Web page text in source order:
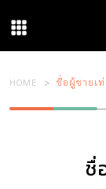
HOME ชื่อผู้ชายเ
ชื่